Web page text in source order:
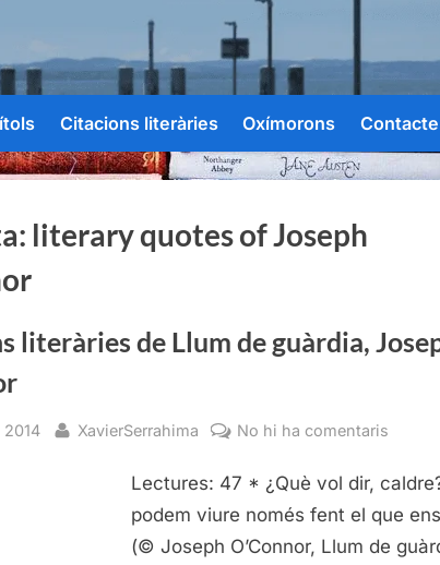
Citacions literàries Oxímorons Contacte
literary quotes of Joseph
literàries de Llum de guàrdia,
2014 By
XavierSerrahima No hi ha comentaris
de
Llum
Lectures: 47 * ¿Què vol dir,
podem viure només fent el que
(© Joseph O’Connor, Llum de